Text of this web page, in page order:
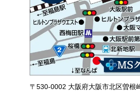
〒530-0002 大阪府大阪市北区曽根